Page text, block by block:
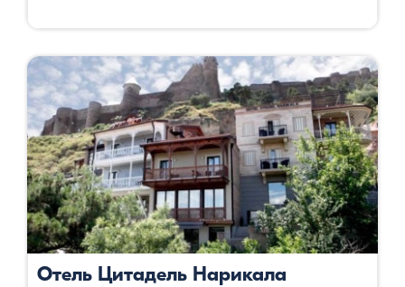
интересных мест для проведения времени. Ресторан
расположен на крыше и имеет …
Отель Цитадель Нарикала